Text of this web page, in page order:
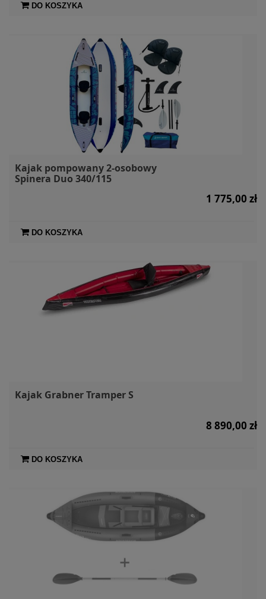
DO KOSZYKA
Kajak pompowany 2-osobowy
Spinera Duo 340/115
1 775,00 zł
DO KOSZYKA
Kajak Grabner Tramper S
8 890,00 zł
DO KOSZYKA